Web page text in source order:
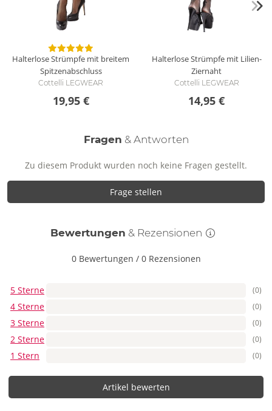
Halterlose Strümpfe mit breitem
Spitzenabschluss
Cottelli LEGWEAR
19,95 €
Halterlose Strümpfe mit Lilien-
Ziernaht
Cottelli LEGWEAR
14,95 €
Fragen & Antworten
Zu diesem Produkt wurden noch keine Fragen gestellt.
Frage stellen
Bewertungen & Rezensionen
0 Bewertungen / 0 Rezensionen
5 Sterne (0)
4 Sterne (0)
3 Sterne (0)
2 Sterne (0)
1 Stern (0)
Artikel bewerten